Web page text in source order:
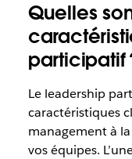
Quelles
participatif
Le leadership
caractéristiques
management à
vos équipes.